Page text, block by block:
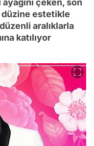
çeken, son
düzine estetikle
aralıklarla
katılıyor